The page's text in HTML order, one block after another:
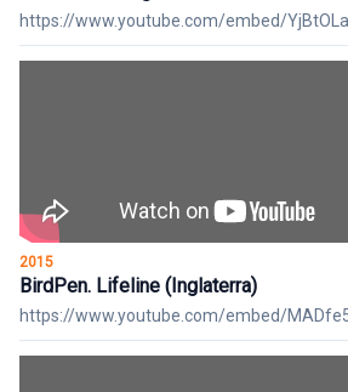
https://www.youtube.com/embed/
2015
BirdPen. Lifeline (Inglaterra)
https://www.youtube.com/embed/